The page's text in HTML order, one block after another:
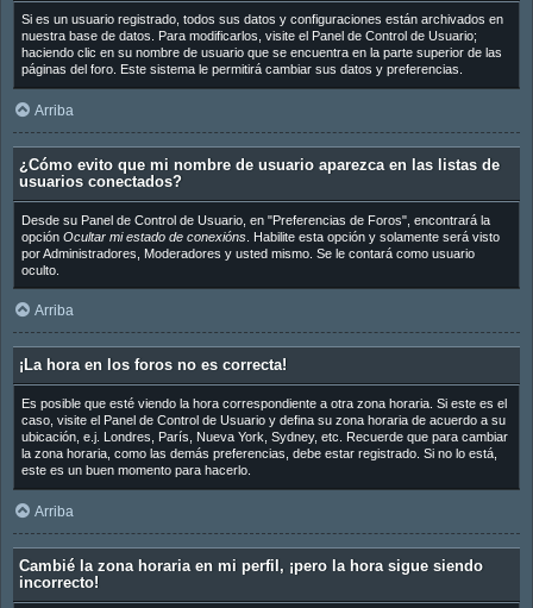
Si es un usuario registrado, todos sus datos y configuraciones están archivados en
nuestra base de datos. Para modificarlos, visite el Panel de Control de Usuario;
haciendo clic en su nombre de usuario que se encuentra en la parte superior de las
páginas del foro. Este sistema le permitirá cambiar sus datos y preferencias.
Arriba
¿Cómo evito que mi nombre de usuario aparezca en las listas de
usuarios conectados?
Desde su Panel de Control de Usuario, en "Preferencias de Foros", encontrará la
opción Ocultar mi estado de conexións. Habilite esta opción y solamente será visto
por Administradores, Moderadores y usted mismo. Se le contará como usuario
oculto.
Arriba
¡La hora en los foros no es correcta!
Es posible que esté viendo la hora correspondiente a otra zona horaria. Si este es el
caso, visite el Panel de Control de Usuario y defina su zona horaria de acuerdo a su
ubicación, e.j. Londres, París, Nueva York, Sydney, etc. Recuerde que para cambiar
la zona horaria, como las demás preferencias, debe estar registrado. Si no lo está,
este es un buen momento para hacerlo.
Arriba
Cambié la zona horaria en mi perfil, ¡pero la hora sigue siendo
incorrecto!